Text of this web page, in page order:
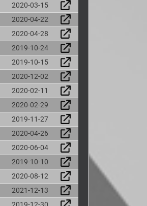
2020-03-15
2020-04-22
2020-04-28
2019-10-24
2019-10-15
2020-12-02
2020-02-11
2020-02-29
2019-11-27
2020-04-26
2020-06-04
2019-10-10
2020-08-12
2021-12-13